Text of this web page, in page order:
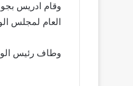
وقام ادريس
العام لمجلس
وطاف رئيس